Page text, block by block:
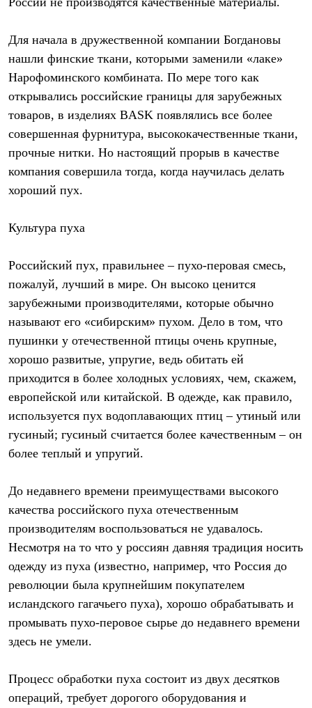
Для начала в дружественной компании Богдановы
нашли финские ткани, которыми заменили «лаке»
Нарофоминского комбината. По мере того как
открывались российские границы для зарубежных
товаров, в изделиях BASK появлялись все более
совершенная фурнитура, высококачественные ткани,
прочные нитки. Но настоящий прорыв в качестве
компания совершила тогда, когда научилась делать
хороший пух.
Культура пуха
Российский пух, правильнее – пухо-перовая смесь,
пожалуй, лучший в мире. Он высоко ценится
зарубежными производителями, которые обычно
называют его «сибирским» пухом. Дело в том, что
пушинки у отечественной птицы очень крупные,
хорошо развитые, упругие, ведь обитать ей
приходится в более холодных условиях, чем, скажем,
европейской или китайской. В одежде, как правило,
используется пух водоплавающих птиц – утиный или
гусиный; гусиный считается более качественным – он
более теплый и упругий.
До недавнего времени преимуществами высокого
качества российского пуха отечественным
производителям воспользоваться не удавалось.
Несмотря на то что у россиян давняя традиция носить
одежду из пуха (известно, например, что Россия до
революции была крупнейшим покупателем
исландского гагачьего пуха), хорошо обрабатывать и
промывать пухо-перовое сырье до недавнего времени
здесь не умели.
Процесс обработки пуха состоит из двух десятков
операций, требует дорогого оборудования и